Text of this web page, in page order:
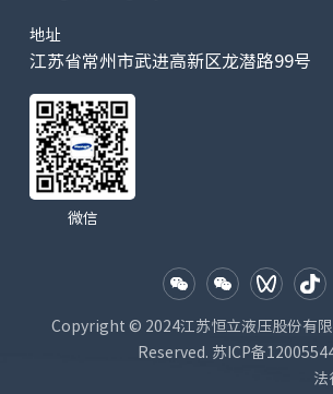
高空作业车
地址
江苏省常州市武进高新区龙潜路99号
微信
Copyright © 2024江苏恒立液压股份有
Reserved. 苏ICP备
法